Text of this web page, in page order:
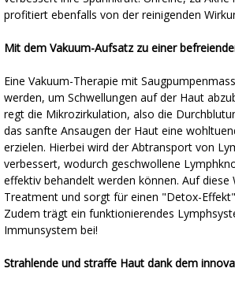
profitiert ebenfalls von der reinigenden
Mit dem Vakuum-Aufsatz zu einer
Eine Vakuum-Therapie mit
werden, um Schwellungen auf der Haut
regt die Mikrozirkulation, also die
das sanfte Ansaugen der Haut eine
erzielen. Hierbei wird der Abtransport von
verbessert, wodurch geschwollene
effektiv behandelt werden können. Auf diese
Treatment und sorgt für einen "Detox-
Zudem trägt ein funktionierendes
Immunsystem bei!
Strahlende und straffe Haut dank dem